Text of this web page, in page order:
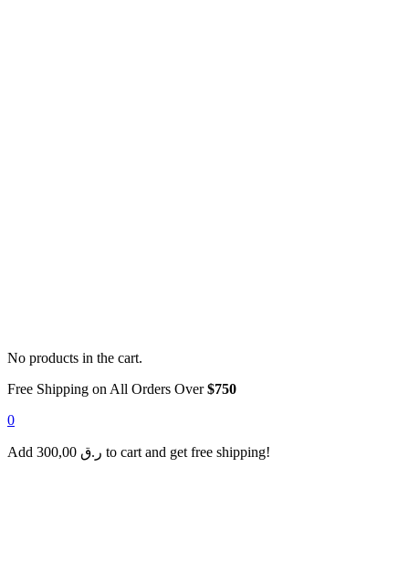
No products in the cart.
Free Shipping on All Orders Over$750
0
Add 300,00 ر.ق to cart and get free shipping!